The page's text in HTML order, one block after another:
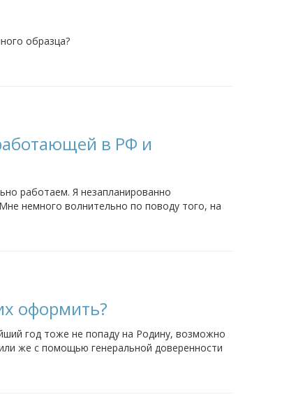
образца?
в РФ и
работаем. Я незапланированно
немного волнительно по поводу того, на
оформить?
год тоже не попаду на Родину, возможно
же с помощью генеральной доверенности